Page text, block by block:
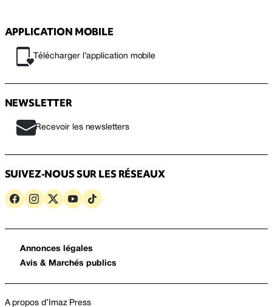
APPLICATION MOBILE
Télécharger l’application mobile
NEWSLETTER
Recevoir les newsletters
SUIVEZ-NOUS SUR LES RÉSEAUX
Annonces légales
Avis & Marchés publics
A propos d’Imaz Press